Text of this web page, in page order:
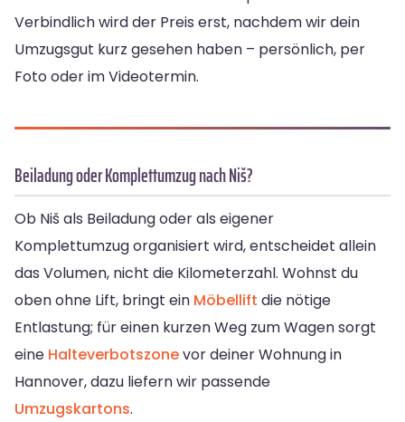
Verbindlich wird der Preis erst, nachdem wir dein
Umzugsgut kurz gesehen haben – persönlich, per
Foto oder im Videotermin.
Beiladung oder Komplettumzug nach Niš?
Ob Niš als Beiladung oder als eigener
Komplettumzug organisiert wird, entscheidet allein
das Volumen, nicht die Kilometerzahl. Wohnst du
oben ohne Lift, bringt ein Möbellift die nötige
Entlastung; für einen kurzen Weg zum Wagen sorgt
eine Halteverbotszonevor deiner Wohnung in
Hannover, dazu liefern wir passende
Umzugskartons.